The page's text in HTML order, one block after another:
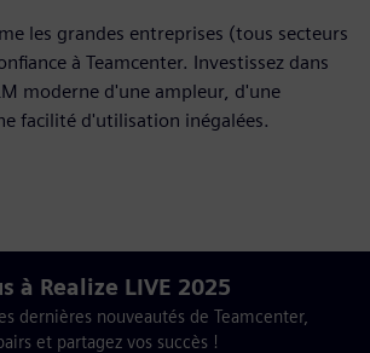
les grandes entreprises (tous secteurs
à Teamcenter. Investissez dans
moderne d'une ampleur, d'une
facilité d'utilisation inégalées.
à Realize LIVE 2025
dernières nouveautés de Teamcenter,
et partagez vos succès !